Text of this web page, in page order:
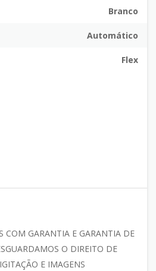
Branco
Automático
Flex
COM GARANTIA E GARANTIA DE
O DIREITO DE
E IMAGENS